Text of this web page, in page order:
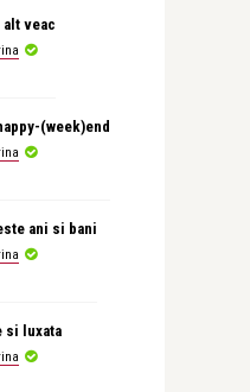
alt veac
(week)end
ani si bani
si luxata